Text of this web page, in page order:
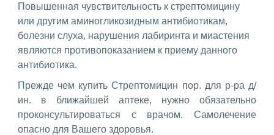
Повышенная чувствительность к стрептомицину
или другим аминогликозидным антибиотикам,
болезни слуха, нарушения лабиринта и миастения
являются противопоказанием к приему данного
антибиотика.
Прежде чем купить Стрептомицин пор. для р-ра д/
ин. в ближайшей аптеке, нужно обязательно
проконсультироваться с врачом. Самолечение
опасно для Вашего здоровья.